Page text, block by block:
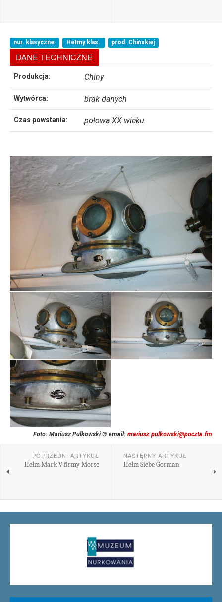
nur. klasyczne Hełmy klas. prod. Chińskiej
DANE TECHNICZNE
Produkcja: Chiny
Wytwórca: brak danych
Czas powstania: połowa XX wieku
Foto: Mariusz Pulkowski ® email: mariusz.pulkowski@poczta.fm
POPRZEDNI ARTYKUŁ
Hełm Mark V firmy Morse
NASTĘPNY ARTYKUŁ
Hełm Siebe Gorman